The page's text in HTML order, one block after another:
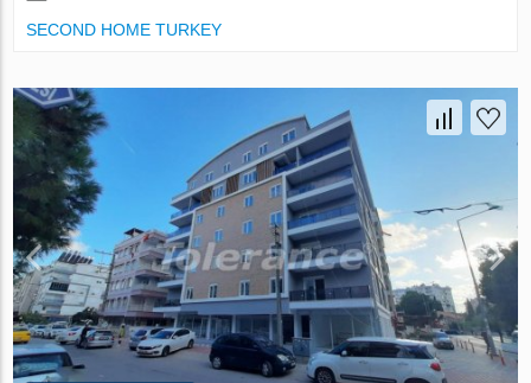
SECOND HOME TURKEY